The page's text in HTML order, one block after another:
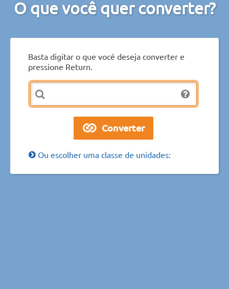
O que você quer converter?
Basta digitar o que você deseja converter e
pressione Return.
Ou escolher uma classe de unidades: